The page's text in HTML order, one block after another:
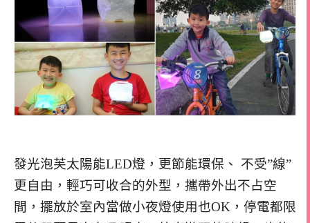
發光泡芙太陽能LED燈，更節能環保、 不受”線”
更自由，輕巧可收合的外型，攜帶外出不占空
間，擺放於室內當做小夜燈使用也OK，停電都限